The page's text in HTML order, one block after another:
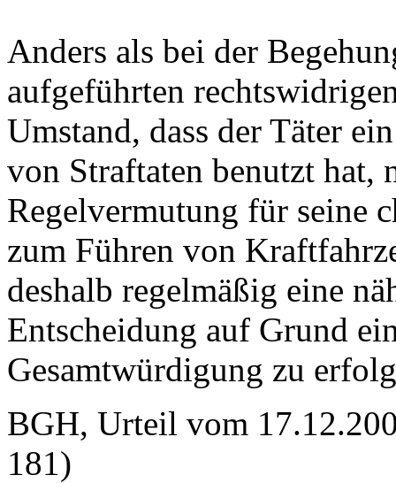
Anders als bei der
aufgeführten
Umstand, dass der Täter
von Straftaten benutzt hat,
Regelvermutung für seine
zum Führen von
deshalb regelmäßig eine
Entscheidung auf Grund
Gesamtwürdigung zu
BGH, Urteil vom
181)